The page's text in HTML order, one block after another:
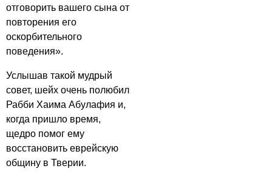
отговорить вашего сына от
повторения его
оскорбительного
поведения».
Услышав такой мудрый
совет, шейх очень полюбил
Рабби Хаима Абулафия и,
когда пришло время,
щедро помог ему
восстановить еврейскую
общину в Тверии.